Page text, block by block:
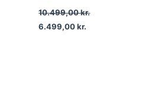
10.499,00kr.
6.499,00kr.